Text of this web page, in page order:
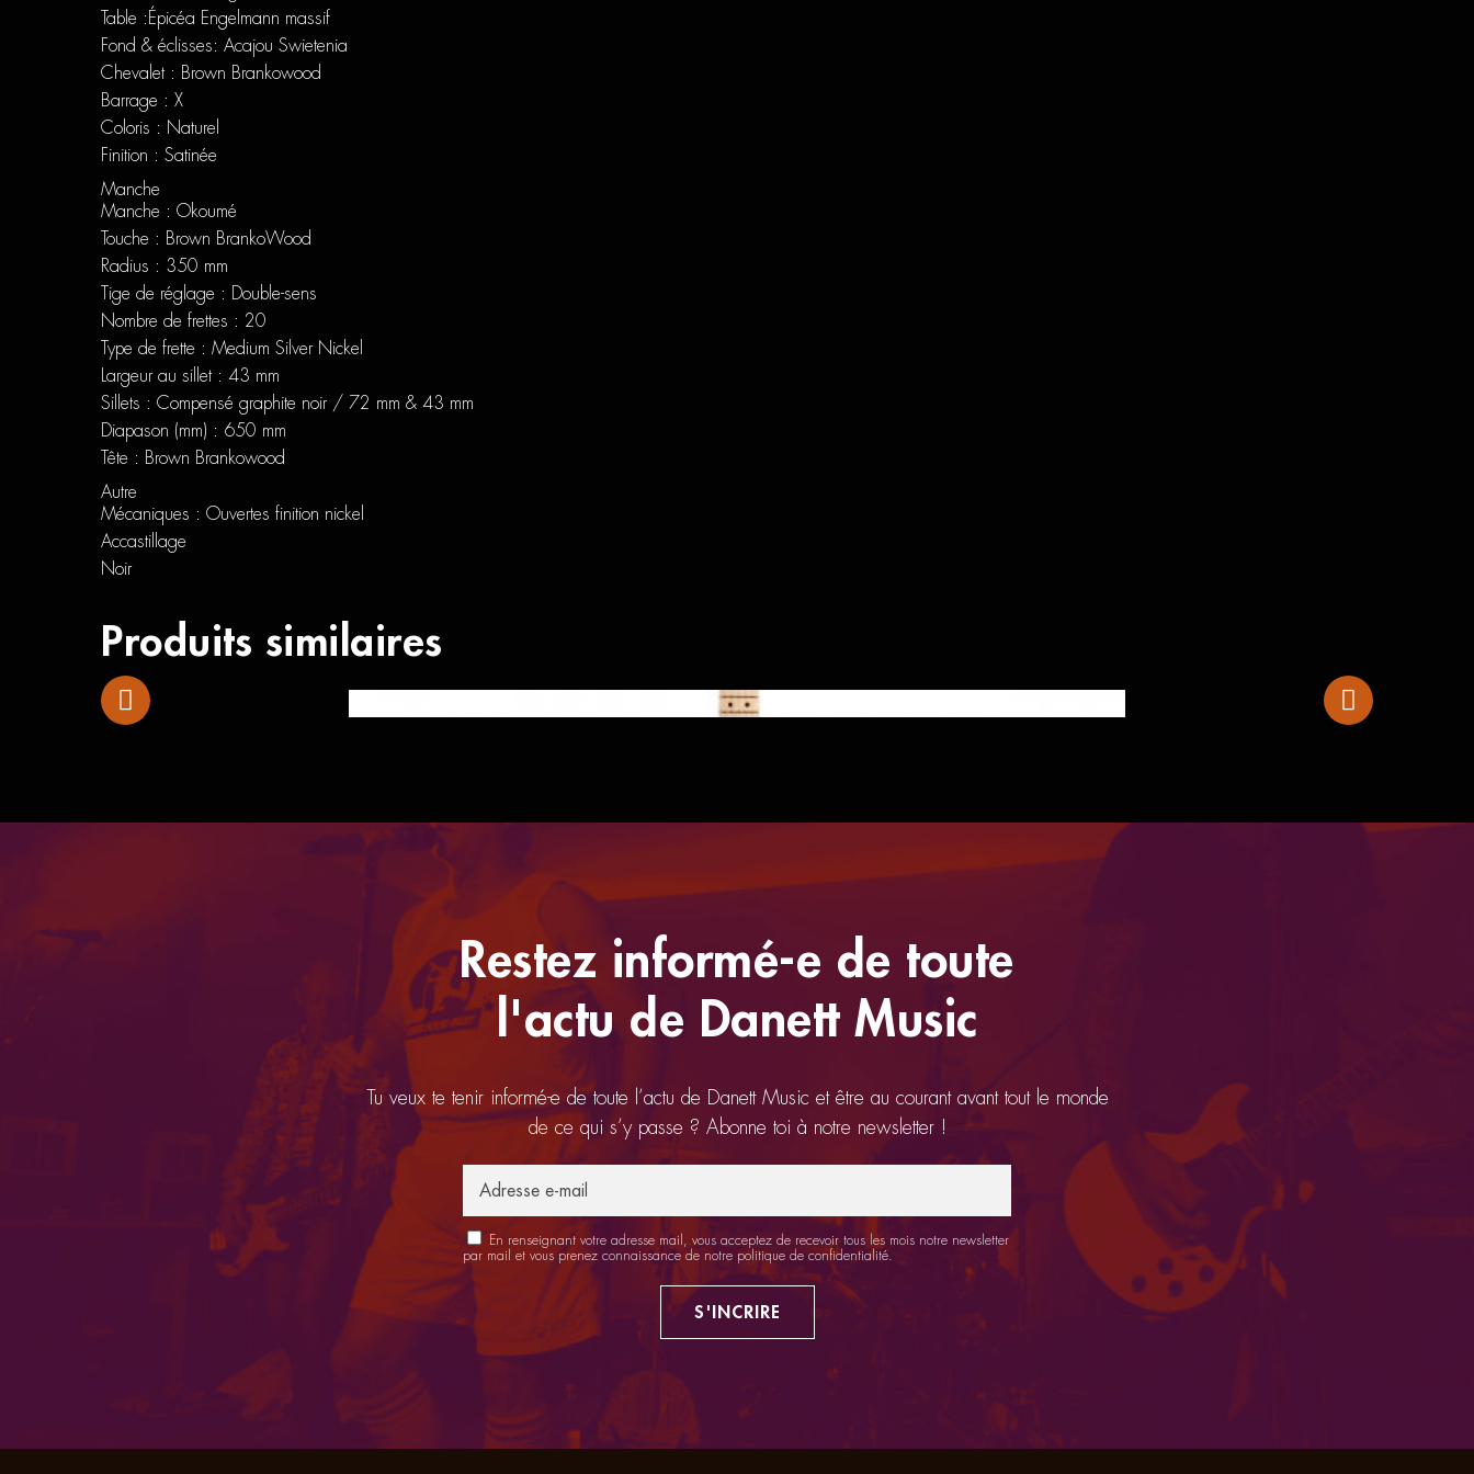
Table :Épicéa Engelmann massif
Fond & éclisses: Acajou Swietenia
Chevalet : Brown Brankowood
Barrage : X
Coloris : Naturel
Finition : Satinée
Manche
Manche : Okoumé
Touche : Brown BrankoWood
Radius : 350 mm
Tige de réglage : Double-sens
Nombre de frettes : 20
Type de frette : Medium Silver Nickel
Largeur au sillet : 43 mm
Sillets : Compensé graphite noir / 72 mm & 43 mm
Diapason (mm) : 650 mm
Tête : Brown Brankowood
Autre
Mécaniques : Ouvertes finition nickel
Accastillage
Noir
Produits similaires
Restez informé-e de toute
l'actu de Danett Music
Tu veux te tenir informé-e de toute l’actu de Danett Music et être au courant avant tout le monde
de ce qui s’y passe ? Abonne toi à notre newsletter !
En renseignant votre adresse mail, vous acceptez de recevoir tous les mois notre newsletter
par mail et vous prenez connaissance de notre politique de confidentialité
S'INCRIRE